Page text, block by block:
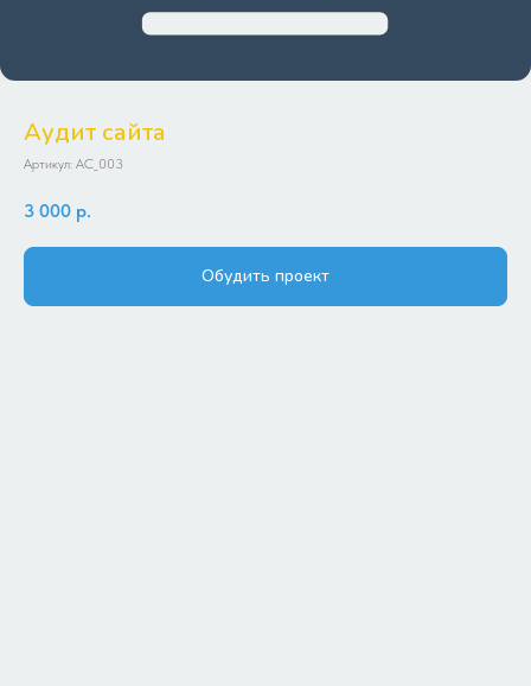
Аудит сайта
Артикул: АС_003
3 000 р.
Обудить проект